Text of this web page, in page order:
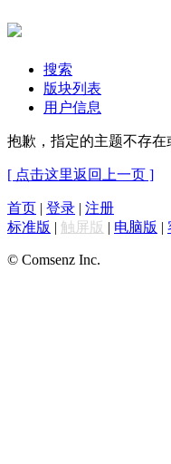
搜索
版块列表
用户信息
抱歉，指定的主题不存
[ 点击这里返回上一页 ]
首页 | 登录 | 注册
标准版 | 触屏版 | 电脑版 |
© Comsenz Inc.